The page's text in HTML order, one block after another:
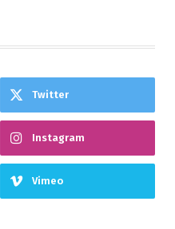
Twitter
Instagram
Vimeo